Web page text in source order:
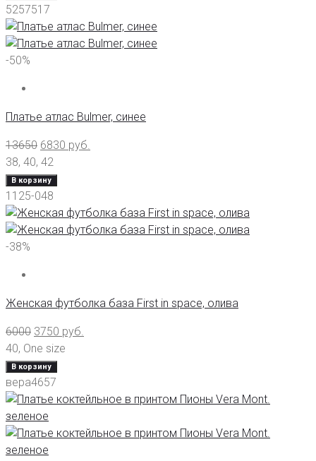
5257517
-50%
Платье атлас Bulmer, синее
13650 6830 руб.
38, 40, 42
В корзину
1125-048
-38%
Женская футболка база First in space, олива
6000 3750 руб.
40, One size
В корзину
вера4657